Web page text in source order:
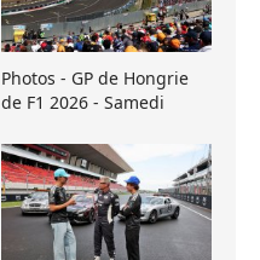
Photos - GP de Hongrie
de F1 2026 - Samedi